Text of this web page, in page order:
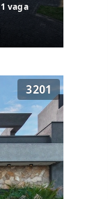
1 vaga
3201